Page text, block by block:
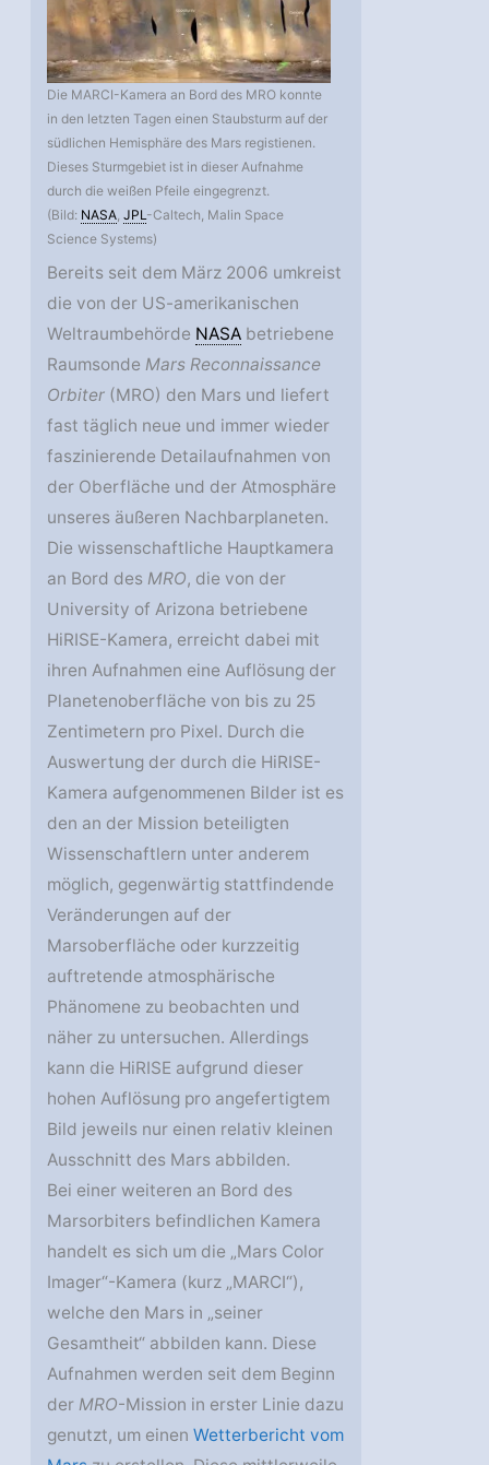
Die MARCI-Kamera an Bord des MRO konnte
in den letzten Tagen einen Staubsturm auf der
südlichen Hemisphäre des Mars registienen.
Dieses Sturmgebiet ist in dieser Aufnahme
durch die weißen Pfeile eingegrenzt.
(Bild: NASA,JPL-Caltech, Malin Space
Science Systems)
Bereits seit dem März 2006 umkreist
die von der US-amerikanischen
Weltraumbehörde NASA betriebene
RaumsondeMars Reconnaissance
Orbiter (MRO) den Mars und liefert
fast täglich neue und immer wieder
faszinierende Detailaufnahmen von
der Oberfläche und der Atmosphäre
unseres äußeren Nachbarplaneten.
Die wissenschaftliche Hauptkamera
an Bord desMRO, die von der
University of Arizona betriebene
HiRISE-Kamera, erreicht dabei mit
ihren Aufnahmen eine Auflösung der
Planetenoberfläche von bis zu 25
Zentimetern pro Pixel. Durch die
Auswertung der durch die HiRISE-
Kamera aufgenommenen Bilder ist es
den an der Mission beteiligten
Wissenschaftlern unter anderem
möglich, gegenwärtig stattfindende
Veränderungen auf der
Marsoberfläche oder kurzzeitig
auftretende atmosphärische
Phänomene zu beobachten und
näher zu untersuchen. Allerdings
kann die HiRISE aufgrund dieser
hohen Auflösung pro angefertigtem
Bild jeweils nur einen relativ kleinen
Ausschnitt des Mars abbilden.
Bei einer weiteren an Bord des
Marsorbiters befindlichen Kamera
handelt es sich um die „Mars Color
Imager“-Kamera (kurz „MARCI“),
welche den Mars in „seiner
Gesamtheit“ abbilden kann. Diese
Aufnahmen werden seit dem Beginn
derMRO-Mission in erster Linie dazu
genutzt, um einenWetterbericht vom